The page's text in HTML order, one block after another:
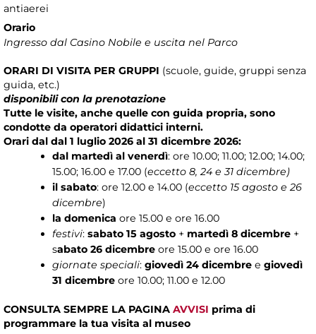
antiaerei
Orario
Ingresso dal Casino Nobile e uscita nel Parco
ORARI DI VISITA PER GRUPPI (scuole, guide, gruppi senza
guida, etc.)
disponibili con la prenotazione
Tutte le visite, anche quelle con guida propria, sono
condotte da operatori didattici interni.
Orari dal dal 1 luglio 2026 al 31 dicembre 2026:
dal martedì al venerdì: ore 10.00; 11.00; 12.00; 14.00;
15.00; 16.00 e 17.00 (eccetto 8, 24 e 31 dicembre)
il sabato: ore 12.00 e 14.00 (eccetto 15 agosto e 26
dicembre)
la domenica ore 15.00 e ore 16.00
festivi: sabato 15 agosto+ martedì 8 dicembre+
sabato 26 dicembreore 15.00 e ore 16.00
giornate speciali: giovedì 24 dicembree giovedì
31 dicembreore 10.00; 11.00 e 12.00
CONSULTA SEMPRE LA PAGINA AVVISI prima di
programmare la tua visita al museo